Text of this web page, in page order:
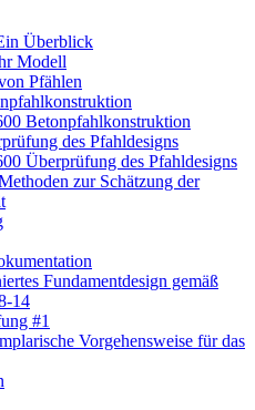
Überblick
Modell
Pfählen
Betonpfahlkonstruktion
des Pfahldesigns
Überprüfung des Pfahldesigns
zur Schätzung der
Fundamentdesign gemäß
14
#1
Vorgehensweise für das